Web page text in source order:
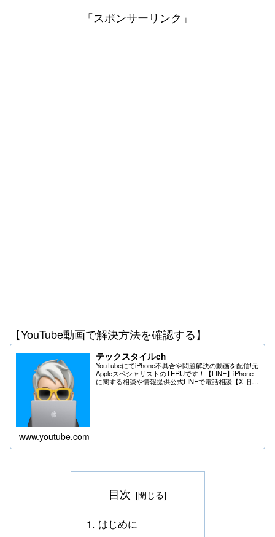
「スポンサーリンク」
【YouTube動画で解決方法を確認する】
テックスタイルch
YouTubeにてiPhone不具合や問題解決の動画を配信!元
AppleスペシャリストのTERUです！【LINE】iPhone
に関する相談や情報提供公式LINEで電話相談【X-旧
www.youtube.com
目次
はじめに